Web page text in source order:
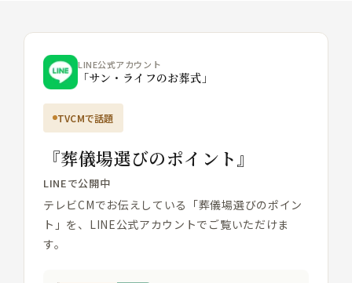
LINE公式アカウント
「サン・ライフのお葬式」
TVCMで話題
『葬儀場選びのポイント』
LINEで公開中
テレビCMでお伝えしている「葬儀場選びのポイン
ト」を、LINE公式アカウントでご覧いただけま
す。